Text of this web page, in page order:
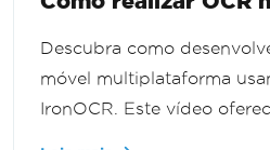
Descubra como
móvel multiplataforma
IronOCR. Este vídeo